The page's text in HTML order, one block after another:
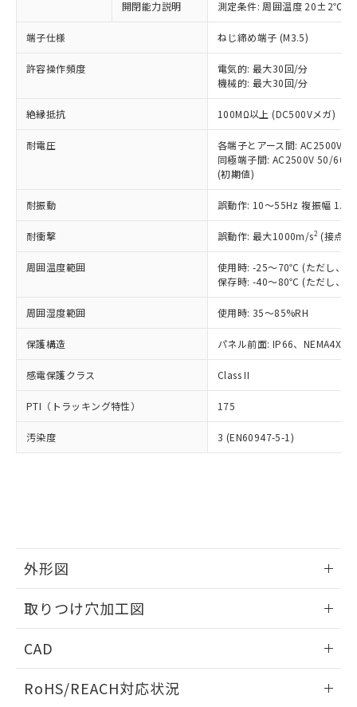
開閉能力説明 測定条件: 周囲温度 20±2℃、
端子仕様 ねじ締め端子 (M3.5)
許容操作頻度
電気的: 最大30回/分
機械的: 最大30回/分
絶縁抵抗 100MΩ以上 (DC500Vメガ)
耐電圧
各端子とアース間: AC2500V
同極端子間: AC2500V 50/
(初期値)
耐振動 誤動作: 10～55Hz 複振幅
耐衝撃 誤動作: 最大1000m/s2 (接点
周囲温度範囲
使用時: -25～70℃ (ただし、氷
保存時: -40～80℃ (ただし、氷
周囲湿度範囲 使用時: 35～85%RH
保護構造 パネル前面: IP66、NEMA4X,
感電保護クラス Class II
PTI（トラッキング特性） 175
汚染度 3 (EN60947-5-1)
外形図
取りつけ穴加工図
CAD
ドすることができます。
RoHS/REACH対応状況
以下の条件をお読みいただき、同意のうえ
ご利用ください。
本サービスは、当社制御機器事業取扱
商品の当社在庫状況および標準価格
(税抜)を提供させていただくもので
当社制御機器事業取扱商品の中には、
本サービスの対象外となる商品もある
ことをご了承ください。
在庫状況および標準価格照会結果は、
記載している更新日時点での社内デー
タに基づき作成されるものであり、閲
覧された時点での実際の在庫および標
準価格とは異なる場合があることをご
正式な納期状況および標準価格はお客
様のお取引先、またはお客様担当のオ
ムロン制御機器販売店・当社販売員に
オムロン制御機器販売店や当社販売拠
点は「
販売ネットワーク
」をご確認
在庫状況および標準価格結果を当社の
事前の承諾なく第三者に漏洩または開
示しないようお願いします。
マイパーツ機能（部品リスト作成サー
および当社の共同利用者が、当社の製
引・商談に必要な範囲で利用すること
をご了承ください。
※当社の共同利用者とは、
指します。
対応予定なし：EU RoHS指令（10物質）の
非含有に非対応の商品で、対応品を出す予
定はありません。
非含有の対応状況を調査中または確認中の
非該当品：ライセンス料など無形物で、有
害物質有無と関係のない商品です。
仕入先様の事情により、非含有部品として
いたものが、含有品と判明した場合などや
むを得ず変更することがあります。
鉛(Pb) 1000ppm以下、 水銀(Hg) 1000ppm以下、 カド
(PBDE) 1000ppm以下、フタル酸ビス(2-エチルヘキシ
ル) (DEHP)(別名：DOP) 1000ppm以下、フタル酸ブチ
ルベンジル（BBP） 1000ppm以下、フタル酸ジブチル
（DBP） 1000ppm以下、フタル酸ジイソブチル
(DIBP) 1000ppm以下
但し、RoHS指令で産業用監視および制御機器に対する
適用除外項目は除く。
※2 対応予定月
部品在庫の切り替え状況などにより、予定
下記の非含有証明書をダウンロードするこ
とができます。
EU RoHS指令（10物質）の非含有証明書
51物質の非含有証明書（当社基準）
るもので、過去に遡って非含有を証明する
ものではありません。
また、RoHS指令のフタル酸エステル類４
※1 中国RoHS○×表
「○」：最大均質材料含有率が中国RoHSの
基準値以下であることを示します。
「×」：最大均質材料含有率が中国RoHSの
基準値を超えていることを示します。
「－」：未確認です。当社販売部門へお問
*中国RoHS10物質の基準値 (GB/T26572)：
Pb(鉛) :1000ppm、 Hg(水銀) : 1000ppm、 Cd(カドミウ
Cr(Ⅵ)(六価クロム) : 1000ppm、 PBBs(ポリ臭化ビフェ
ニル類) : 1000ppm、 PBDEs(ポリ臭化ジフェニルエーテ
DBP(フタル酸ジブチル) : 1000ppm、 DIBP(フタル酸ジ
イソブチル) : 1000ppm、 BBP(フタル酸ブチルベンジ
ル) : 1000ppm、
DEHP(フタル酸ビス(2-エチルヘキシル)) : 1000ppm
※2 環境保護使用期限
「ｅ」：有害物質（10物質）のすべてが基
「10」：通常の使用状況下において有害物
当社は、これら貴社製品のうち、外国
為替および外国貿易法に定める商品
（以下｢規制貨物等」という）を輸出
または国外への提供する場合は、日本
国政府の輸出許可(または役務取引許
当社は規制貨物を破棄する場合は、完
全に破砕するなど、違法に輸出されな
いよう必要な手段を講じます。
当社は貴社製品を、核兵器、ミサイ
ル、化学兵器、生物兵器またはその他
武器並びにこれらの製造装置等に一切
使用いたしません。
当社は、貴社製品を第三者に販売する
場合は、上記1、2および3の内容を当
該第三者に通知します。また当社は、
販売先および販売に係わる関係者が違
○ 一定数以上の在庫あり
△ 一定数には満たないが在庫あり
在庫なし(最新の在庫状況につ
たはお客様担当のオムロン制御
機器販売店・当社販売員にご確
空
受注生産機種、また在庫状況の